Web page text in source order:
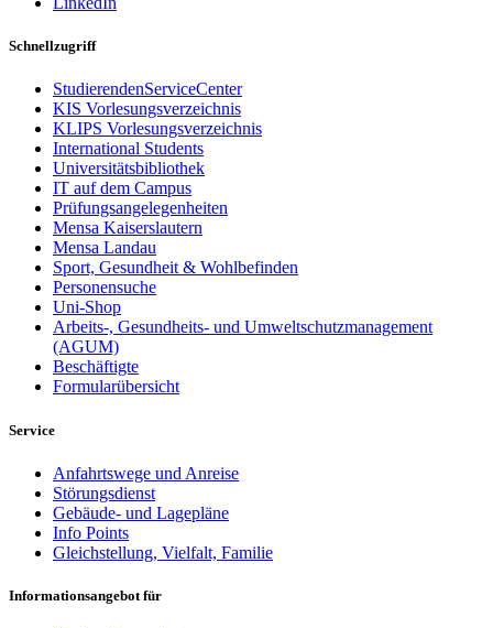
Schnellzugriff
StudierendenServiceCenter
KIS Vorlesungsverzeichnis
KLIPS Vorlesungsverzeichnis
International Students
Universitätsbibliothek
IT auf dem Campus
Prüfungsangelegenheiten
Mensa Kaiserslautern
Mensa Landau
Sport, Gesundheit & Wohlbefinden
Personensuche
Uni-Shop
Arbeits-, Gesundheits- und Umweltschutzmanagement
(AGUM)
Beschäftigte
Formularübersicht
Service
Anfahrtswege und Anreise
Störungsdienst
Gebäude- und Lagepläne
Info Points
Gleichstellung, Vielfalt, Familie
Informationsangebot für